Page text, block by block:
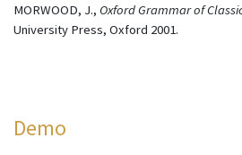
MORWOOD, J., Oxford Grammar of
University Press, Oxford 2001.
Demo